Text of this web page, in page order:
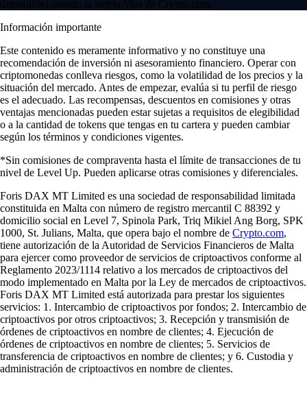
disponible) usando la tarjeta Visa de Crypto.com.
Información importante
Este contenido es meramente informativo y no constituye una
recomendación de inversión ni asesoramiento financiero. Operar con
criptomonedas conlleva riesgos, como la volatilidad de los precios y la
situación del mercado. Antes de empezar, evalúa si tu perfil de riesgo
es el adecuado. Las recompensas, descuentos en comisiones y otras
ventajas mencionadas pueden estar sujetas a requisitos de elegibilidad
o a la cantidad de tokens que tengas en tu cartera y pueden cambiar
según los términos y condiciones vigentes.
*Sin comisiones de compraventa hasta el límite de transacciones de tu
nivel de Level Up. Pueden aplicarse otras comisiones y diferenciales.
Foris DAX MT Limited es una sociedad de responsabilidad limitada
constituida en Malta con número de registro mercantil C 88392 y
domicilio social en Level 7, Spinola Park, Triq Mikiel Ang Borg, SPK
1000, St. Julians, Malta, que opera bajo el nombre de Crypto.com,
tiene autorización de la Autoridad de Servicios Financieros de Malta
para ejercer como proveedor de servicios de criptoactivos conforme al
Reglamento 2023/1114 relativo a los mercados de criptoactivos del
modo implementado en Malta por la Ley de mercados de criptoactivos.
Foris DAX MT Limited está autorizada para prestar los siguientes
servicios: 1. Intercambio de criptoactivos por fondos; 2. Intercambio de
criptoactivos por otros criptoactivos; 3. Recepción y transmisión de
órdenes de criptoactivos en nombre de clientes; 4. Ejecución de
órdenes de criptoactivos en nombre de clientes; 5. Servicios de
transferencia de criptoactivos en nombre de clientes; y 6. Custodia y
administración de criptoactivos en nombre de clientes.